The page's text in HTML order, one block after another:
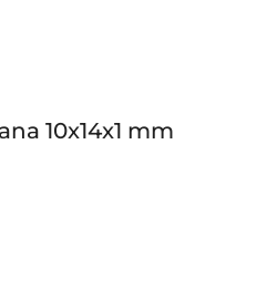
10x14x1 mm